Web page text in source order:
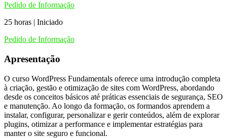
Pedido de Informação
25 horas | Iniciado
Pedido de Informação
Apresentação
O curso WordPress Fundamentals oferece uma introdução completa
à criação, gestão e otimização de sites com WordPress, abordando
desde os conceitos básicos até práticas essenciais de segurança, SEO
e manutenção. Ao longo da formação, os formandos aprendem a
instalar, configurar, personalizar e gerir conteúdos, além de explorar
plugins, otimizar a performance e implementar estratégias para
manter o site seguro e funcional.